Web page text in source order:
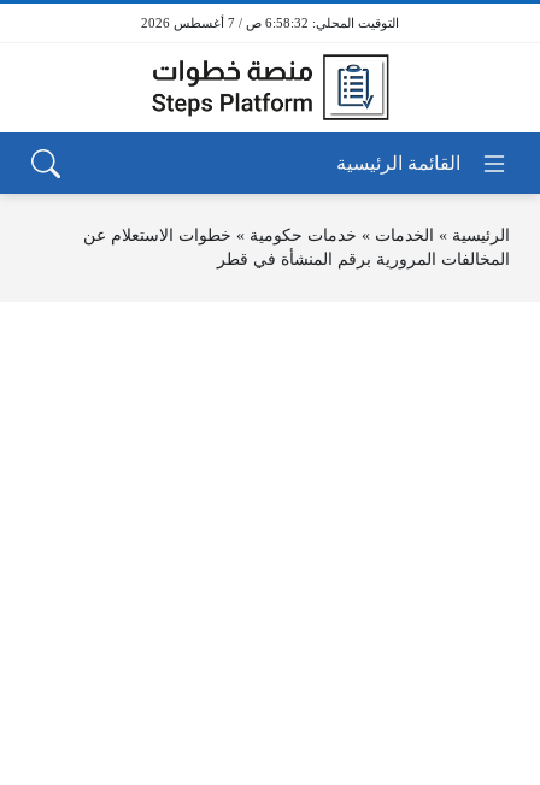
6:58:32 ص / 7 أغسطس 2026
الرئيسية » الخدمات » خدمات حكومية » خطوات الاستعلام عن
المخالفات المرورية برقم المنشأة في قطر